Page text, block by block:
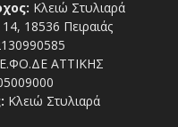
Κλειώ Στυλιαρά
18536 Πειραιάς
ΑΤΤΙΚΗΣ
Κλειώ Στυλιαρά